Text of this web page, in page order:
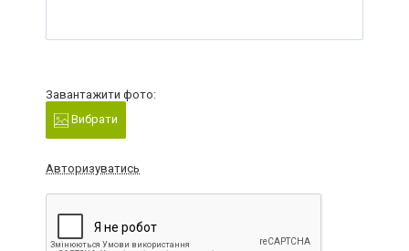
Завантажити фото:
Вибрати
Авторизуватись